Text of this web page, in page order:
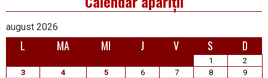
august 2026
L MA MI J V S D
1
2
3
4 5 6 7 8
9